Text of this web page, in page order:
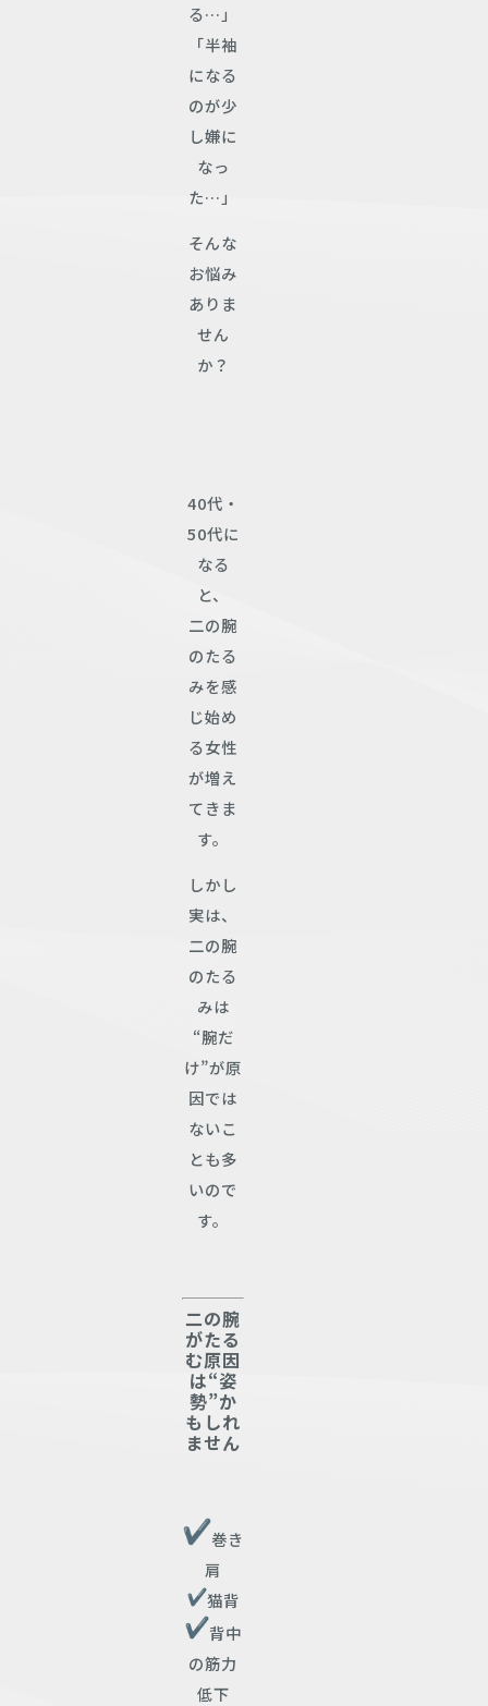
る…」
「半袖
になる
のが少
し嫌に
なっ
た…」
そんな
お悩み
ありま
せん
か？
40代・
50代に
なる
と、
二の腕
のたる
みを感
じ始め
る女性
が増え
てきま
す。
しかし
実は、
二の腕
のたる
みは
“腕だ
け”が原
因では
ないこ
とも多
いので
す。
二の腕
がたる
む原因
は“姿
勢”か
もしれ
ません
巻き
肩
猫背
背中
の筋力
低下